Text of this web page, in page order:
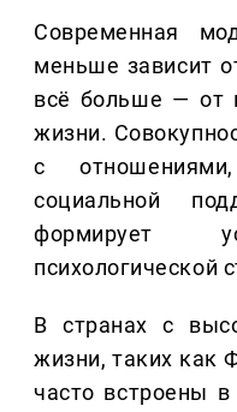
Современная
меньше зависит
всё больше — от
жизни.
с
социальной
формирует
психологической
В странах с
жизни, таких как
часто встроены в